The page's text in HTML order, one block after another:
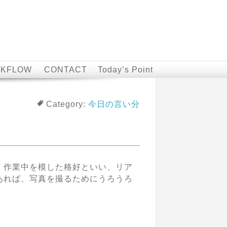
CONTACT Today’s Point
Category: 今日の言い分
業中を模した格好といい、リア
ば、写真を撮るためにうろうろ